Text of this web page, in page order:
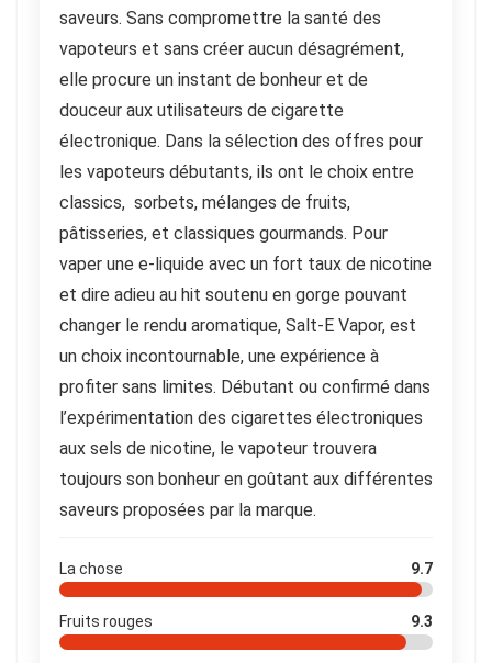
saveurs. Sans compromettre la santé des
vapoteurs et sans créer aucun désagrément,
elle procure un instant de bonheur et de
douceur aux utilisateurs de cigarette
électronique. Dans la sélection des offres pour
les vapoteurs débutants, ils ont le choix entre
classics, sorbets, mélanges de fruits,
pâtisseries, et classiques gourmands. Pour
vaper une e-liquide avec un fort taux de nicotine
et dire adieu au hit soutenu en gorge pouvant
changer le rendu aromatique, Salt-E Vapor, est
un choix incontournable, une expérience à
profiter sans limites. Débutant ou confirmé dans
l’expérimentation des cigarettes électroniques
aux sels de nicotine, le vapoteur trouvera
toujours son bonheur en goûtant aux différentes
saveurs proposées par la marque.
La chose 9.7
Fruits rouges 9.3